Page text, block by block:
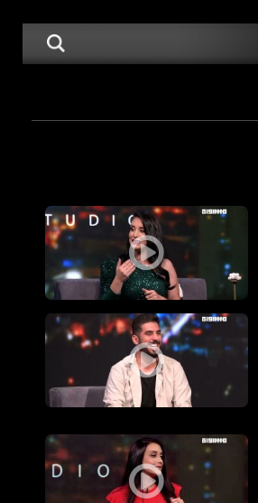
ستوديو البلد: بداية العام الجديد
!ستوديو البلد: السوشيال ميديا؛ ثقافة
Private video
ستديو البلد : ثقافة الفرح ما بين المقبول